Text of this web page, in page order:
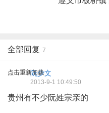
全部回复 7
点击重新加载
阮少文
2013-9-1 10:49:50
贵州有不少阮姓宗亲的